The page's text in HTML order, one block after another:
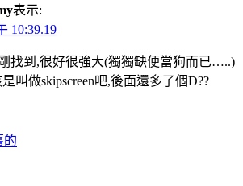
表示:
10:39.19
找到,很好很強大(獨獨缺便當狗而已…..)
叫做skipscreen吧,後面還多了個D??
的